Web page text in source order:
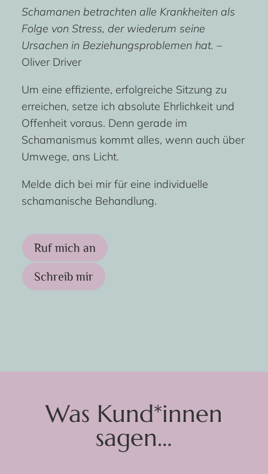
Schamanen betrachten alle Krankheiten als
Folge von Stress, der wiederum seine
Ursachen in Beziehungsproblemen hat. –
Oliver Driver
Um eine effiziente, erfolgreiche Sitzung zu
erreichen, setze ich absolute Ehrlichkeit und
Offenheit voraus. Denn gerade im
Schamanismus kommt alles, wenn auch über
Umwege, ans Licht.
Melde dich bei mir für eine individuelle
schamanische Behandlung.
Ruf mich an
Schreib mir
Was Kund*innen
sagen…